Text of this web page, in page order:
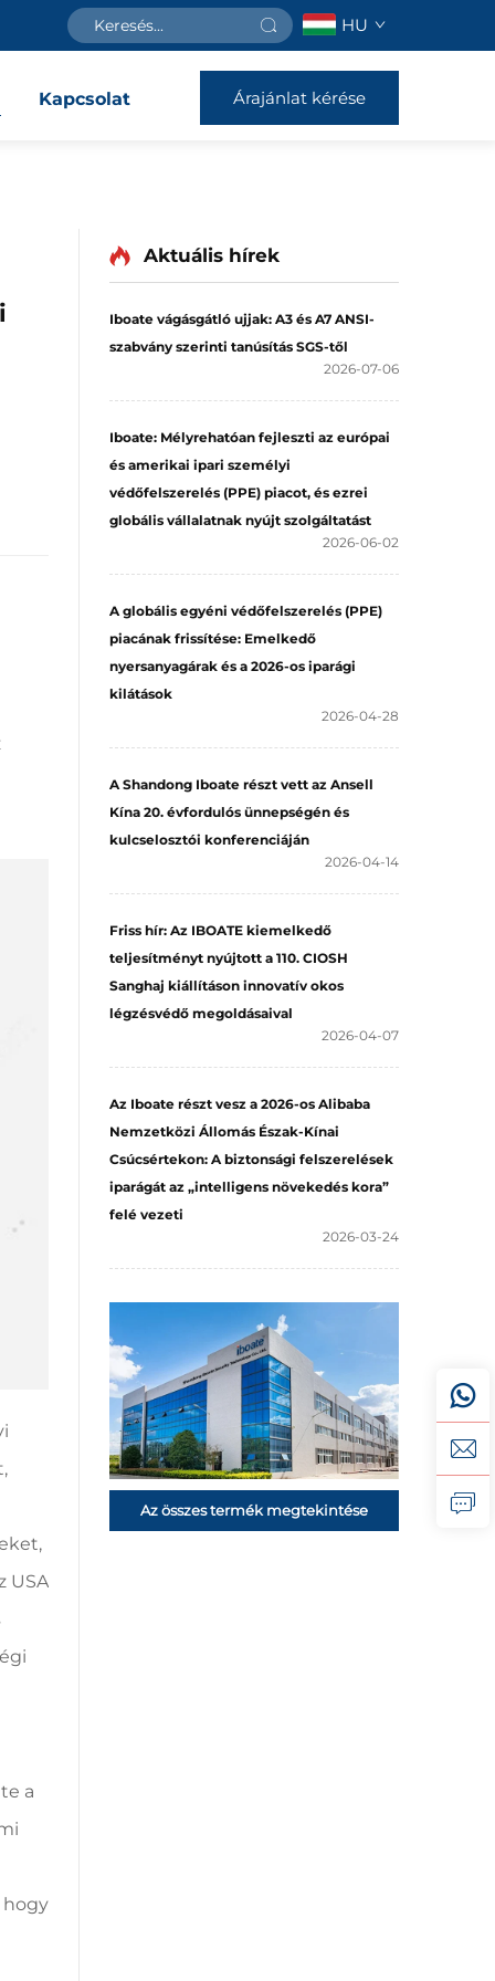
HU
Kapcsolat Árajánlat kérése
USA
a
hogy
Aktuális hírek
Iboate vágásgátló ujjak: A3 és A7 ANSI-
szabvány szerinti tanúsítás SGS-től
2026-07-06
Iboate: Mélyrehatóan fejleszti az európai
és amerikai ipari személyi
védőfelszerelés (PPE) piacot, és ezrei
globális vállalatnak nyújt szolgáltatást
2026-06-02
A globális egyéni védőfelszerelés (PPE)
piacának frissítése: Emelkedő
nyersanyagárak és a 2026-os iparági
kilátások
2026-04-28
A Shandong Iboate részt vett az Ansell
Kína 20. évfordulós ünnepségén és
kulcselosztói konferenciáján
2026-04-14
Friss hír: Az IBOATE kiemelkedő
teljesítményt nyújtott a 110. CIOSH
Sanghaj kiállításon innovatív okos
légzésvédő megoldásaival
2026-04-07
Az Iboate részt vesz a 2026-os Alibaba
Nemzetközi Állomás Észak-Kínai
Csúcsértekon: A biztonsági felszerelések
iparágát az „intelligens növekedés kora”
felé vezeti
2026-03-24
Az összes termék megtekintése